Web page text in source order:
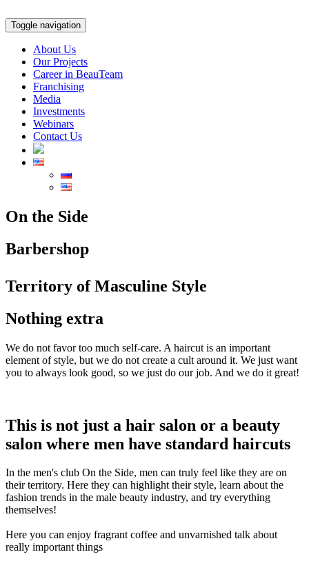
Toggle navigation
About Us
Our Projects
Career in BeauTeam
Franchising
Media
Investments
Webinars
Contact Us
On the Side
Barbershop
Territory of Masculine Style
Nothing extra
We do not favor too much self-care. A haircut is an important
element of style, but we do not create a cult around it. We just want
you to always look good, so we just do our job. And we do it great!
This is not just a hair salon or a beauty
salon where men have standard haircuts
In the men's club On the Side, men can truly feel like they are on
their territory. Here they can highlight their style, learn about the
fashion trends in the male beauty industry, and try everything
themselves!
Here you can enjoy fragrant coffee and unvarnished talk about
really important things